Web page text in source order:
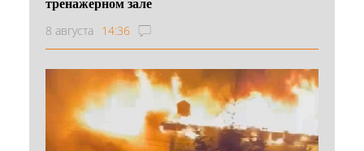
8 августа 14:36